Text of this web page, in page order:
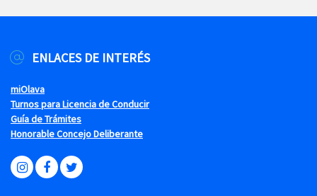
ENLACES DE INTERÉS
miOlava
Turnos para Licencia de Conducir
Guía de Trámites
Honorable Concejo Deliberante